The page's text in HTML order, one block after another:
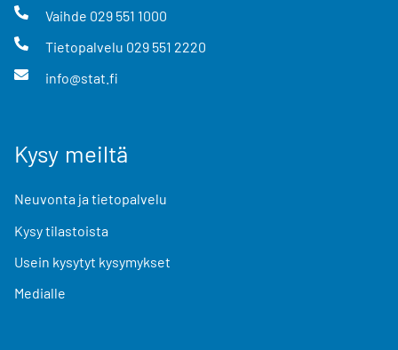
Vaihde 029 551 1000
Tietopalvelu 029 551 2220
info@stat.fi
Kysy meiltä
Neuvonta ja tietopalvelu
Kysy tilastoista
Usein kysytyt kysymykset
Medialle